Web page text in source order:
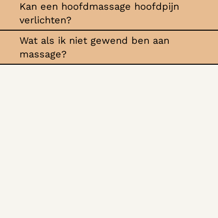
Kan een hoofdmassage hoofdpijn
verlichten?
Wat als ik niet gewend ben aan
massage?